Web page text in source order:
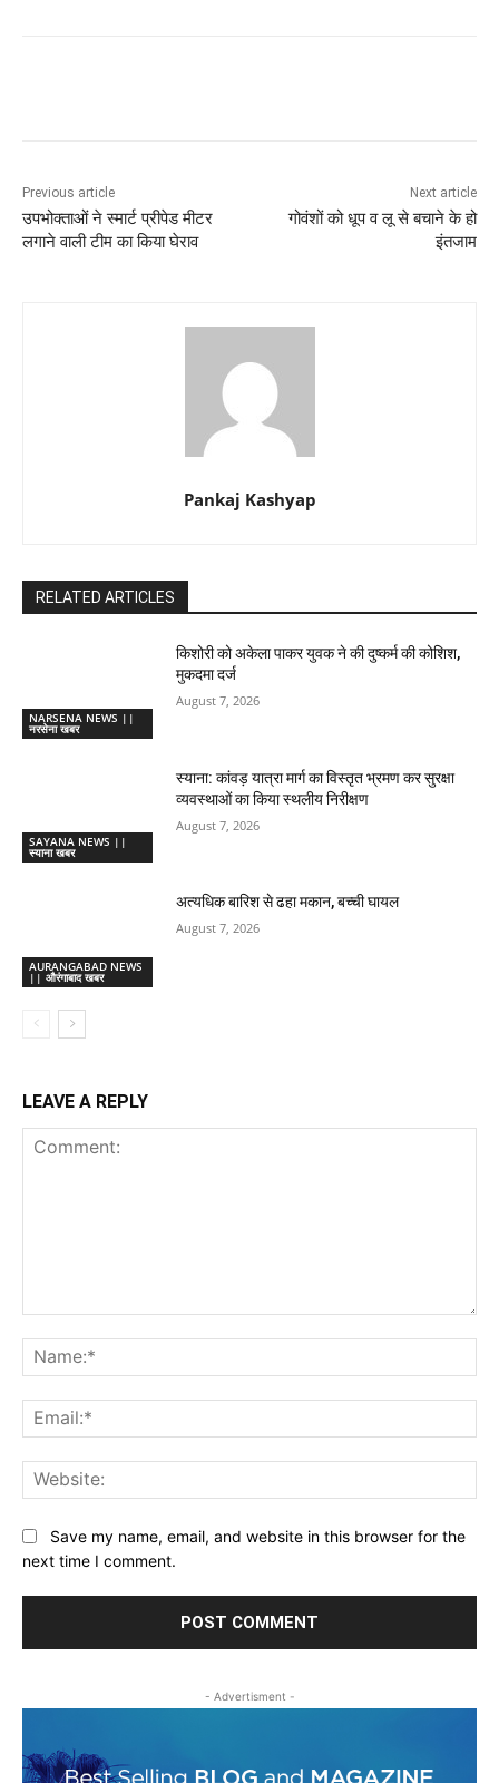
Previous article
उपभोक्ताओं ने स्मार्ट प्रीपेड मीटर
लगाने वाली टीम का किया घेराव
Next article
गोवंशों को धूप व लू से बचाने के हो
इंतजाम
Pankaj Kashyap
RELATED ARTICLES
NARSENA NEWS ||
नरसेना खबर
किशोरी को अकेला पाकर युवक ने की दुष्कर्म की कोशिश,
मुकदमा दर्ज
August 7, 2026
SAYANA NEWS ||
स्याना खबर
स्याना: कांवड़ यात्रा मार्ग का विस्तृत भ्रमण कर सुरक्षा
व्यवस्थाओं का किया स्थलीय निरीक्षण
August 7, 2026
AURANGABAD NEWS
|| औरंगाबाद खबर
अत्यधिक बारिश से ढहा मकान, बच्ची घायल
August 7, 2026
LEAVE A REPLY
Save my name, email, and website in this browser for the
next time I comment.
- Advertisment -